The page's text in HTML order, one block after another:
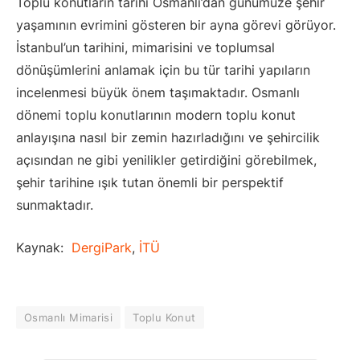
yaşamının evrimini gösteren bir ayna görevi görüyor.
İstanbul’un tarihini, mimarisini ve toplumsal
dönüşümlerini anlamak için bu tür tarihi yapıların
incelenmesi büyük önem taşımaktadır. Osmanlı
dönemi toplu konutlarının modern toplu konut
anlayışına nasıl bir zemin hazırladığını ve şehircilik
açısından ne gibi yenilikler getirdiğini görebilmek,
şehir tarihine ışık tutan önemli bir perspektif
sunmaktadır.
Kaynak: DergiPark, İTÜ
Osmanlı Mimarisi Toplu Konut